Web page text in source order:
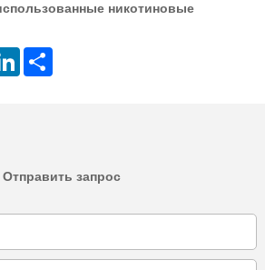
никотиновые
LinkedIn
Отправить запрос